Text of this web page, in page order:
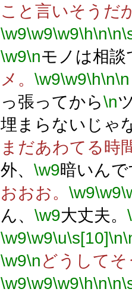
こと言いそうだ
\w9\w9\w9\h\n\n
\w9\nモノは相談
メ。 \w9\w9\h\n\n
っ張ってから\n
埋まらないじゃ
まだあわてる時
外、 \w9暗いん
おおお。 \w9\w9
ん、 \w9大丈夫。
\w9\w9\u\s[10]\n
\w9\nどうして
\w9\w9\w9\h\n\n